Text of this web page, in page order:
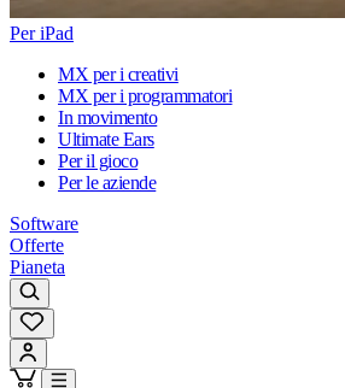
Per iPad
MX per i creativi
MX per i programmatori
In movimento
Ultimate Ears
Per il gioco
Per le aziende
Software
Offerte
Pianeta